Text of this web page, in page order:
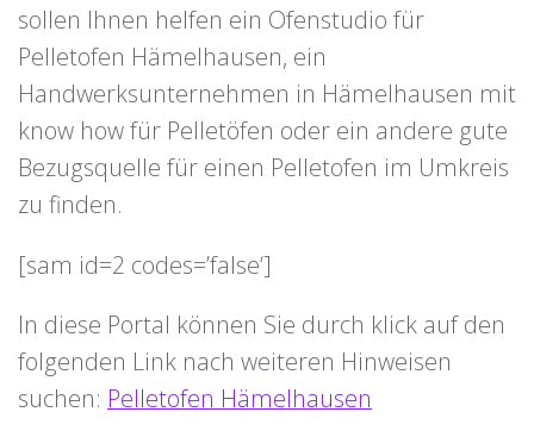
sollen Ihnen helfen ein Ofenstudio für
Pelletofen Hämelhausen, ein
Handwerksunternehmen in Hämelhausen mit
know how für Pelletöfen oder ein andere gute
Bezugsquelle für einen Pelletofen im Umkreis
zu finden.
[sam id=2 codes=’false‘]
In diese Portal können Sie durch klick auf den
folgenden Link nach weiteren Hinweisen
suchen: Pelletofen Hämelhausen